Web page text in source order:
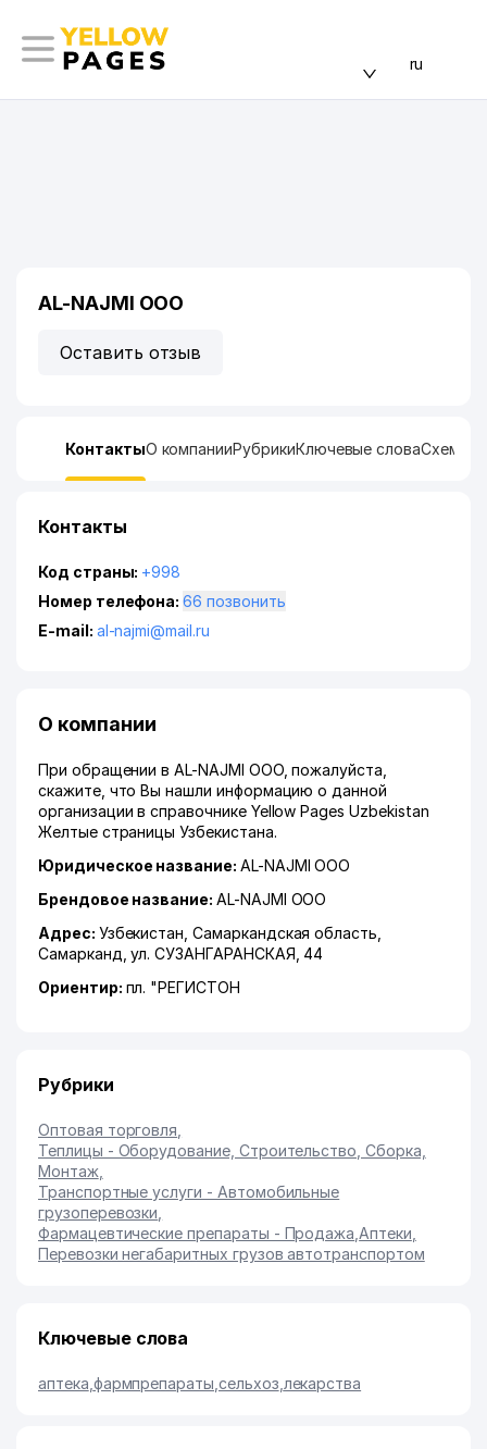
ru
AL-NAJMI ООО
Оставить отзыв
КонтактыО компанииРубрикиКлючевые словаСхема
Контакты
Код страны: +998
Номер телефона:
66 позвонить
E-mail: al-najmi@mail.ru
О компании
При обращении в AL-NAJMI ООО, пожалуйста,
скажите, что Вы нашли информацию о данной
организации в справочнике Yellow Pages Uzbekistan
Желтые страницы Узбекистана.
Юридическое название: AL-NAJMI ООО
Брендовое название: AL-NAJMI ООО
Адрес: Узбекистан,Самаркандская область
Самарканд ,ул. СУЗАНГАРАНСКАЯ , 44
Ориентир: пл. "РЕГИСТОН
Рубрики
Оптовая торговля
Теплицы - Оборудование, Строительство, Сборка,
Монтаж,
Транспортные услуги - Автомобильные
грузоперевозки
Фармацевтические препараты - Продажа Аптеки
Перевозки негабаритных грузов автотранспортом
Ключевые слова
аптека фармпрепараты сельхоз лекарства